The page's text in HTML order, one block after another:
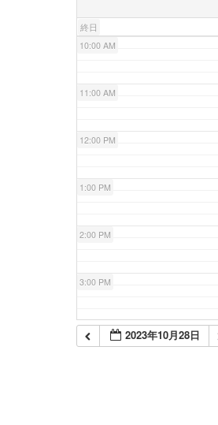
終日
10:00 AM
11:00 AM
12:00 PM
1:00 PM
2:00 PM
3:00 PM
4:00 PM 2023年10月28日